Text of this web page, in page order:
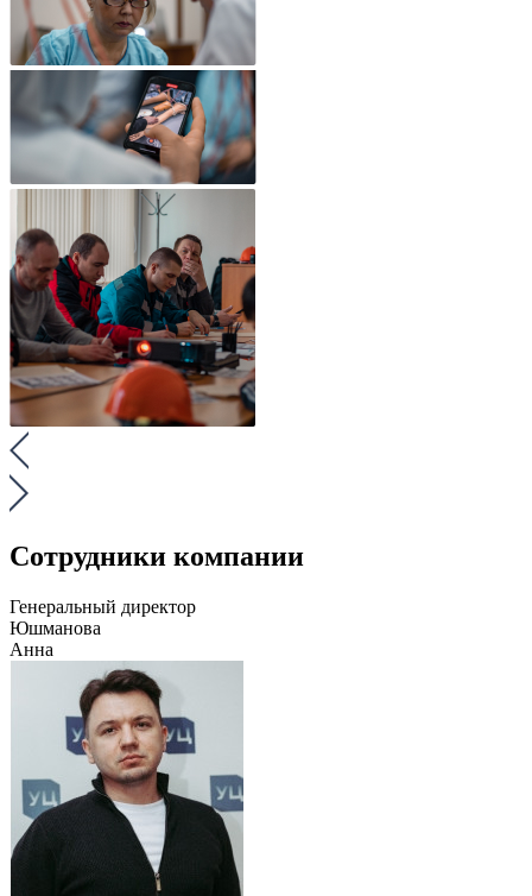
Сотрудники компании
Генеральный директор
Юшманова
Анна